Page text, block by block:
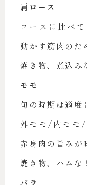
肩ロース
ロースに比べ
動かす筋肉のた
焼き物、煮込み
モモ
旬の時期は適度
外モモ/内モモ/
赤身肉の旨みが
焼き物、ハムな
バラ